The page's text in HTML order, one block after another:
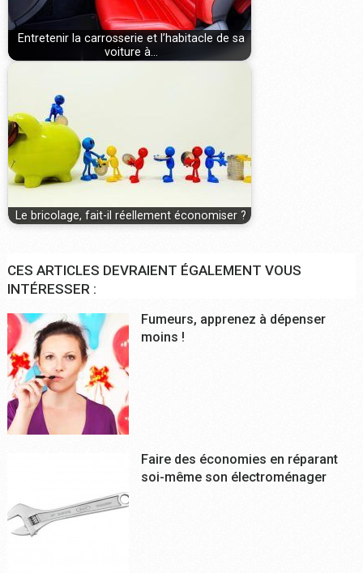
Entretenir la carrosserie et l’habitacle de sa
voiture à…
Le bricolage, fait-il réellement économiser ?
CES ARTICLES DEVRAIENT ÉGALEMENT VOUS
INTÉRESSER :
Fumeurs, apprenez à dépenser
moins !
Faire des économies en réparant
soi-même son électroménager